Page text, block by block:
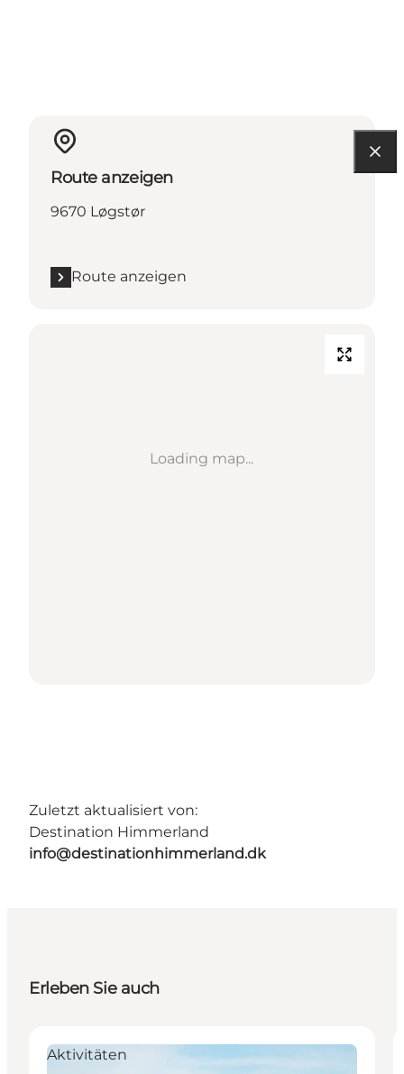
Route anzeigen
9670 Løgstør
Route anzeigen
Loading map...
Zuletzt aktualisiert von:
Destination Himmerland
info@destinationhimmerland.dk
Erleben Sie auch
Aktivitäten